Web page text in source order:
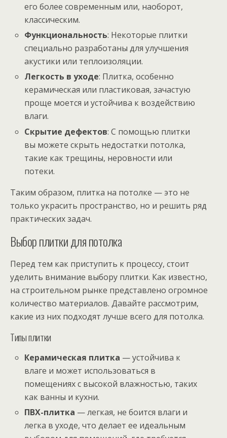
его более современным или, наоборот,
классическим.
Функциональность: Некоторые плитки
специально разработаны для улучшения
акустики или теплоизоляции.
Легкость в уходе: Плитка, особенно
керамическая или пластиковая, зачастую
проще моется и устойчива к воздействию
влаги.
Скрытие дефектов: С помощью плитки
вы можете скрыть недостатки потолка,
такие как трещины, неровности или
потеки.
Таким образом, плитка на потолке — это не
только украсить пространство, но и решить ряд
практических задач.
Выбор плитки для потолка
Перед тем как приступить к процессу, стоит
уделить внимание выбору плитки. Как известно,
на строительном рынке представлено огромное
количество материалов. Давайте рассмотрим,
какие из них подходят лучше всего для потолка.
Типы плитки
Керамическая плитка — устойчива к
влаге и может использоваться в
помещениях с высокой влажностью, таких
как ванны и кухни.
ПВХ-плитка — легкая, не боится влаги и
легка в уходе, что делает ее идеальным